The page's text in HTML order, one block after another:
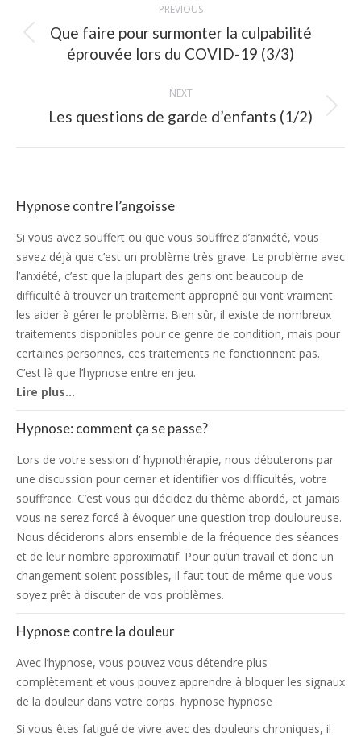
PREVIOUS
Previous
post:
Que faire pour surmonter la culpabilité
éprouvée lors du COVID-19 (3/3)
NEXT
Next
Les questions de garde d’enfants (1/2)
Hypnose contre l’angoisse
Si vous avez souffert ou que vous souffrez d’anxiété, vous
savez déjà que c’est un problème très grave. Le problème avec
l’anxiété, c’est que la plupart des gens ont beaucoup de
difficulté à trouver un traitement approprié qui vont vraiment
les aider à gérer le problème. Bien sûr, il existe de nombreux
traitements disponibles pour ce genre de condition, mais pour
certaines personnes, ces traitements ne fonctionnent pas.
C’est là que l’hypnose entre en jeu.
Lire plus…
Hypnose: comment ça se passe?
Lors de votre session d’ hypnothérapie, nous débuterons par
une discussion pour cerner et identifier vos difficultés, votre
souffrance. C’est vous qui décidez du thème abordé, et jamais
vous ne serez forcé à évoquer une question trop douloureuse.
Nous déciderons alors ensemble de la fréquence des séances
et de leur nombre approximatif. Pour qu’un travail et donc un
changement soient possibles, il faut tout de même que vous
soyez prêt à discuter de vos problèmes.
Hypnose contre la douleur
Avec l’hypnose, vous pouvez vous détendre plus
complètement et vous pouvez apprendre à bloquer les signaux
de la douleur dans votre corps. hypnose hypnose
Si vous êtes fatigué de vivre avec des douleurs chroniques, il